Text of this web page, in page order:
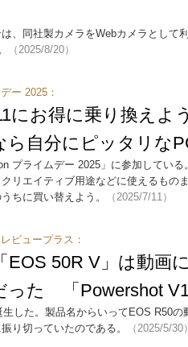
、同社製カメラをWebカメラとして
（2025/8/20）
ー 2025：
にお得に乗り換え
ら自分にピッタリな
プライムデー 2025」に参加してい
リエイティブ用途などに使えるもの
ちに買い替えよう。
（2025/7/11）
ビュープラス：
EOS 50R V」は動画
った 「Powershot
した。製品名からいってEOS R50
り切っていたのである。
（2025/5/30